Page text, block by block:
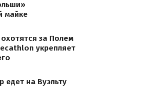
майке
за Полем
укрепляет
едет на Вуэльту